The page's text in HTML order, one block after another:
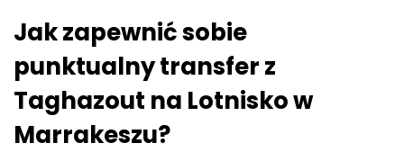
Jak zapewnić sobie
punktualny transfer z
Taghazout na Lotnisko w
Marrakeszu?